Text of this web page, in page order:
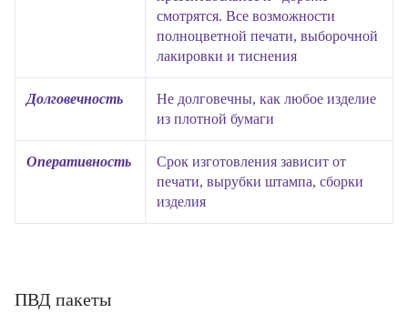
смотрятся. Все возможности
полноцветной печати, выборочной
лакировки и тиснения
Долговечность
Не долговечны, как любое изделие
из плотной бумаги
Оперативность
Срок изготовления зависит от
печати, вырубки штампа, сборки
изделия
ПВД пакеты